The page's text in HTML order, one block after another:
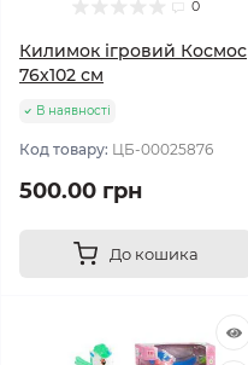
0
Килимок ігровий Космос
76х102 см
В наявності
Код товару: ЦБ-00025876
500.00 грн
До кошика